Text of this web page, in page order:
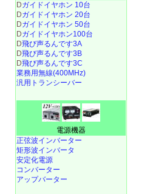
Dガイドイヤホン 10台
Dガイドイヤホン 20台
Dガイドイヤホン 50台
Dガイドイヤホン100台
D飛び声るんです3A
D飛び声るんです3B
D飛び声るんです3C
業務用無線(400MHz)
汎用トランシーバー
電源機器
正弦波インバーター
矩形波インバータ
安定化電源
コンバーター
アップバーター